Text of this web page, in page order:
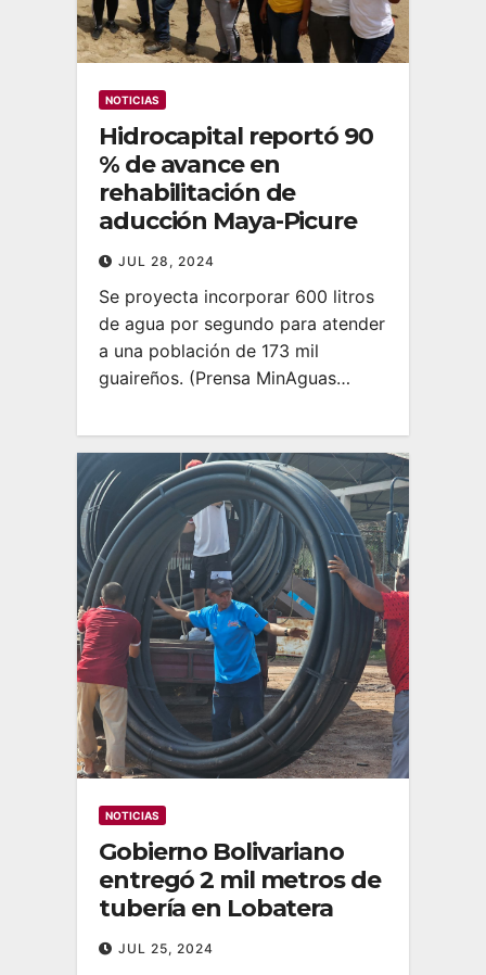
NOTICIAS
Hidrocapital reportó 90
% de avance en
rehabilitación de
aducción Maya-Picure
JUL 28, 2024
Se proyecta incorporar 600 litros
de agua por segundo para atender
a una población de 173 mil
guaireños. (Prensa MinAguas…
NOTICIAS
Gobierno Bolivariano
entregó 2 mil metros de
tubería en Lobatera
JUL 25, 2024